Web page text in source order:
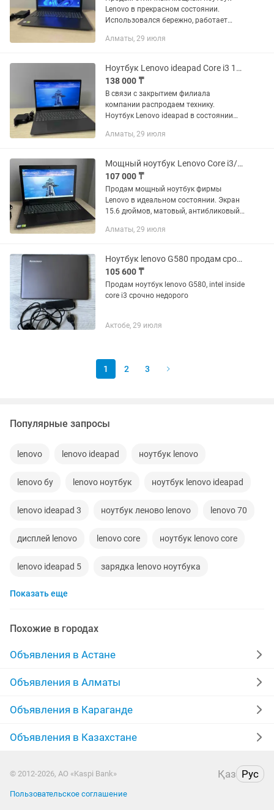
Lenovo в прекрасном состоянии.
Использовался бережно, работает
особенность этой модели —
которая позволяет...
Алматы, 29 июля
Ноутбук Lenovo ideapad Core i3 10gen, 8GB, 256GB SSD, Видеокарта 4GB
138 000 ₸
В связи с закрытием филиала
компании распродаем технику.
Ноутбук Lenovo ideapad в состоянии
наличии 5 штук! Экран 15.6 дюймов,
Алматы, 29 июля
Мощный ноутбук Lenovo Core i3/8GB/256GB SSD/Nvidia Geforce
107 000 ₸
Продам мощный ноутбук фирмы
Lenovo в идеальном состоянии. Экран
15.6 дюймов, матовый, антибликовый.
Отличная встроенная акустика от
Алматы, 29 июля
Ноутбук lenovo G580 продам срочно
105 600 ₸
Продам ноутбук lenovo G580, intel inside
core i3 срочно недорого
Актобе, 29 июля
1 2 3
Популярные запросы
lenovo lenovo ideapad ноутбук lenovo
lenovo бу lenovo ноутбук ноутбук lenovo ideapad
lenovo ideapad 3 ноутбук леново lenovo lenovo 70
дисплей lenovo lenovo core ноутбук lenovo core
lenovo ideapad 5 зарядка lenovo ноутбука
ноутбук lenovo intel
Показать еще
Похожие в городах
Объявления в Астане
Объявления в Алматы
Объявления в Караганде
Объявления в Казахстане
© 2012-2026, АО «Kaspi Bank» Қаз Рус
Пользовательское соглашение